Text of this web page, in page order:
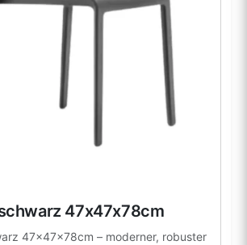
47x47x78cm
47x47x78cm – moderner, robuster